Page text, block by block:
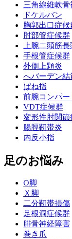
三角線維軟骨
ドケルバン
胸郭出口症候
肘部管症候群
上腕二頭筋
手根管症候群
外側上顆炎
へバーデン結
ばね指
前腕コンパ
VDT症候群
変形性肘関節
腸脛靭帯炎
内反小指
足のお悩み
О脚
Ｘ脚
二分靭帯損傷
足根洞症候群
腓骨神経障害
巻き爪